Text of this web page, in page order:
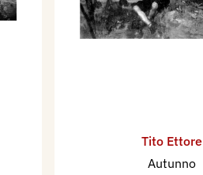
Tito Ettore
Autunno